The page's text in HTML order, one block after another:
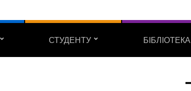
СТУДЕНТУ БІБЛІОТЕКА